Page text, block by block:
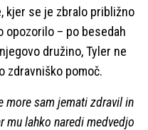
kjer se je zbralo približno
opozorilo – po besedah
družino, Tyler ne
zdravniško pomoč.
more sam jemati zdravil in
mu lahko naredi medvedjo